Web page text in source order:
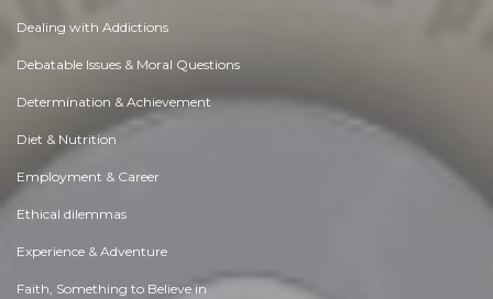
Dealing with Addictions
Debatable Issues & Moral Questions
Determination & Achievement
Diet & Nutrition
Employment & Career
Ethical dilemmas
Experience & Adventure
Faith, Something to Believe in